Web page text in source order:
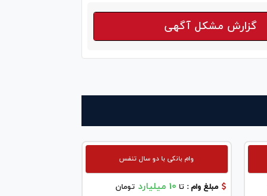
گزارش مشکل آگهی
وام بانکی با دو سال تنفس
مبلغ وام :تا 10 میلیارد تومان